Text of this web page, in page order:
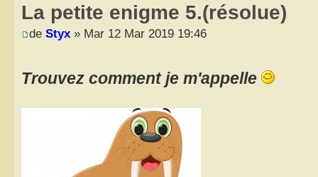
La petite enigme 5.(résolue)
de Styx » Mar 12 Mar 2019 19:46
Trouvez comment je m'appelle